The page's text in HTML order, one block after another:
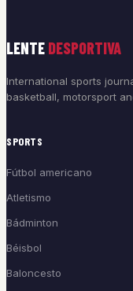
LENTE DESPORTIVA
International sports
basketball, motorsport
SPORTS
Fútbol americano
Atletismo
Bádminton
Béisbol
Baloncesto